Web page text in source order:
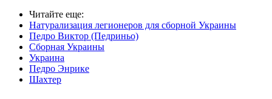
Читайте еще:
Натурализация легионеров для сборной Украины
Педро Виктор (Педриньо)
Сборная Украины
Украина
Педро Энрике
Шахтер